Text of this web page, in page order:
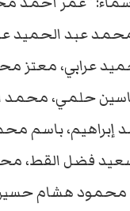
عبد الحميد
عرابي، معتز
حلمي، محمد
باسم
سعيد فضل القط،
محمود هشام حسين